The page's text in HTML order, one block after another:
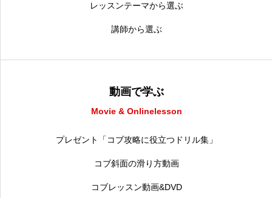
レッスンテーマから選ぶ
講師から選ぶ
動画で学ぶ
Movie & Onlinelesson
プレゼント「コブ攻略に役立つドリル集」
コブ斜面の滑り方動画
コブレッスン動画&DVD